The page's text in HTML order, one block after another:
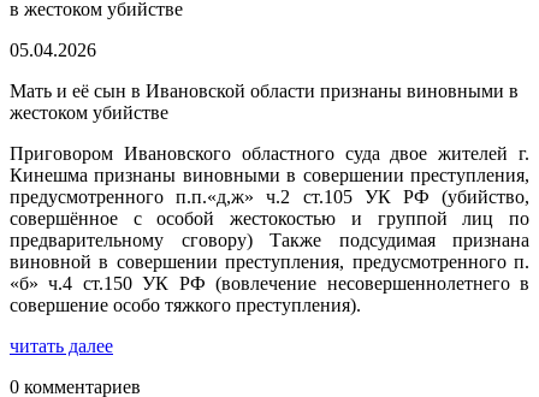
05.04.2026
Мать и её сын в Ивановской области признаны виновными в
жестоком убийстве
Приговором Ивановского областного суда двое жителей г.
Кинешма признаны виновными в совершении преступления,
предусмотренного п.п.«д,ж» ч.2 ст.105 УК РФ (убийство,
совершённое с особой жестокостью и группой лиц по
предварительному сговору) Также подсудимая признана
виновной в совершении преступления, предусмотренного п.
«б» ч.4 ст.150 УК РФ (вовлечение несовершеннолетнего в
совершение особо тяжкого преступления).
читать далее
0 комментариев